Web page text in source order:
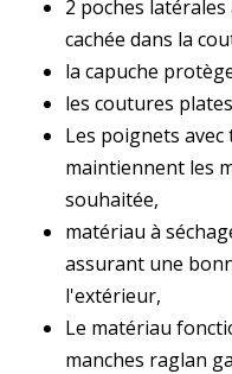
2 poches
cachée dans la
la capuche
les coutures
Les poignets
maintiennent les
souhaitée,
matériau à
assurant une
l'extérieur,
Le matériau
manches raglan